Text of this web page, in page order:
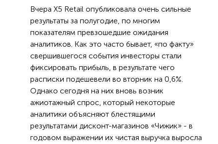
Вчера Х5 Retail опубликовала очень сильные
результаты за полугодие, по многим
показателям превзошедшие ожидания
аналитиков. Как это часто бывает, «по факту»
свершившегося события инвесторы стали
фиксировать прибыль, в результате чего
расписки подешевели во вторник на 0,6%.
Однако сегодня на них вновь возник
ажиотажный спрос, который некоторые
аналитики объясняют блестящими
результатами дисконт-магазинов «Чижик» - в
годовом выражении их чистая выручка выросла